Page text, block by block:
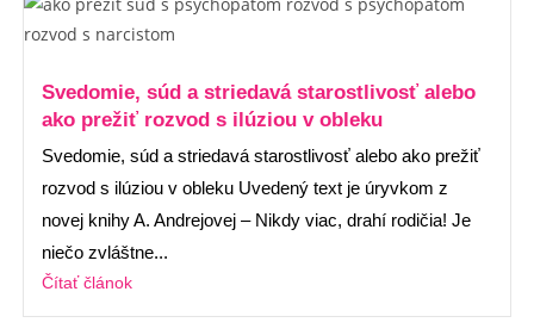
Svedomie, súd a striedavá starostlivosť alebo
ako prežiť rozvod s ilúziou v obleku
Svedomie, súd a striedavá starostlivosť alebo ako prežiť
rozvod s ilúziou v obleku Uvedený text je úryvkom z
novej knihy A. Andrejovej – Nikdy viac, drahí rodičia! Je
niečo zvláštne...
Čítať článok